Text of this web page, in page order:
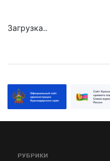
Загрузка..
РУБРИКИ